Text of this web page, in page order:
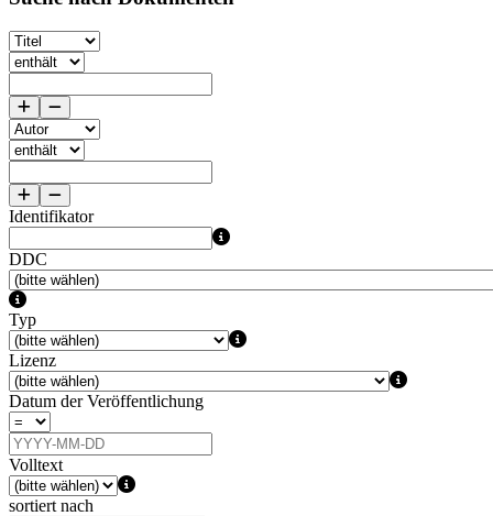
Identifikator
DDC
Typ
Lizenz
Datum der Veröffentlichung
Volltext
sortiert nach